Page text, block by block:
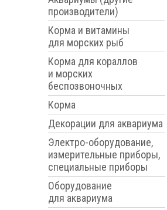
производители)
Корма и витамины
для морских рыб
Корма для кораллов
и морских
беспозвоночных
Корма
Декорации для аквариума
Электро-оборудование,
измерительные приборы,
специальные приборы
Оборудование
для аквариума